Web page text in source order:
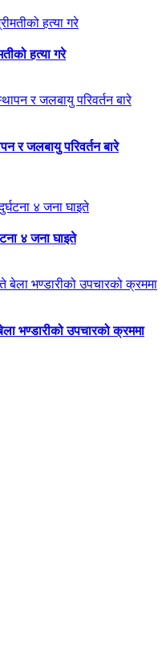
हत्या गरे
र जलबायु परिवर्तन बारे
४ जना घाइते
भण्डारीको उपचारको क्रममा